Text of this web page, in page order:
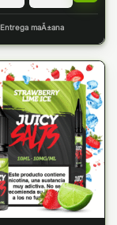
Entrega maÃ±ana